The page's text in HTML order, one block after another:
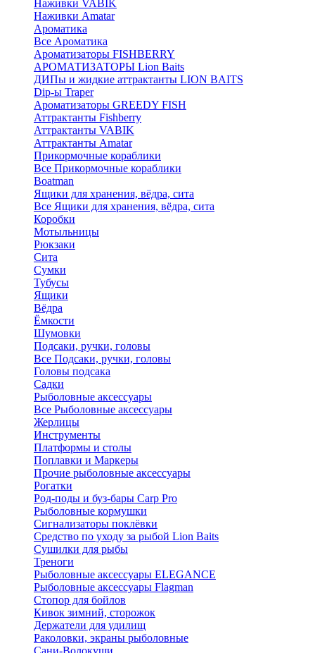
Наживки VABIK
Наживки Amatar
Ароматика
Все Ароматика
Ароматизаторы FISHBERRY
АРОМАТИЗАТОРЫ Lion Baits
ДИПы и жидкие аттрактанты LION BAITS
Dip-ы Traper
Ароматизаторы GREEDY FISH
Аттрактанты Fishberry
Аттрактанты VABIK
Аттрактанты Amatar
Прикормочные кораблики
Все Прикормочные кораблики
Boatman
Ящики для хранения, вёдра, сита
Все Ящики для хранения, вёдра, сита
Коробки
Мотыльницы
Рюкзаки
Сита
Сумки
Тубусы
Ящики
Вёдра
Ёмкости
Шумовки
Подсаки, ручки, головы
Все Подсаки, ручки, головы
Головы подсака
Садки
Рыболовные аксессуары
Все Рыболовные аксессуары
Жерлицы
Инструменты
Платформы и столы
Поплавки и Маркеры
Прочие рыболовные аксессуары
Рогатки
Род-поды и буз-бары Carp Pro
Рыболовные кормушки
Сигнализаторы поклёвки
Средство по уходу за рыбой Lion Baits
Сушилки для рыбы
Треноги
Рыболовные аксессуары ELEGANCE
Рыболовные аксессуары Flagman
Стопор для бойлов
Кивок зимний, сторожок
Держатели для удилищ
Раколовки, экраны рыболовные
Сани-Волокуши